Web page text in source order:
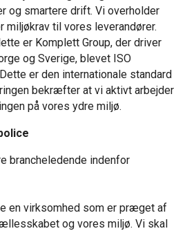
og smartere drift. Vi overholder
miljøkrav til vores leverandører.
er Komplett Group, der driver
og Sverige, blevet ISO
er den internationale standard
bekræfter at vi aktivt arbejder
på vores ydre miljø.
brancheledende indenfor
en virksomhed som er præget af
og vores miljø. Vi skal